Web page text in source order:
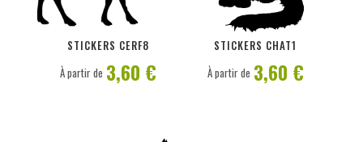
STICKERS CERF8
PERSONNALISER
À partir de 3,60 €
STICKERS CHAT1
PERSONNALISER
À partir de 3,60 €